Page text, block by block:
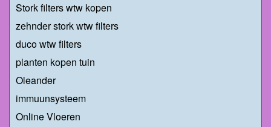
Stork filters wtw kopen
zehnder stork wtw filters
duco wtw filters
planten kopen tuin
Oleander
immuunsysteem
Online Vloeren